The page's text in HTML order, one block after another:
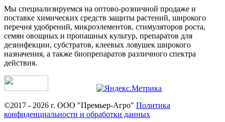
Мы специализируемся на оптово-розничной продаже и
поставке химических средств защиты растений, широкого
перечня удобрений, микроэлементов, стимуляторов роста,
семян овощных и пропашных культур, препаратов для
дезинфекции, субстратов, клеевых ловушек широкого
назначения, а также биопрепаратов различного спектра
действия.
©2017 - 2026 г. ООО "Премьер-Агро" Политика
конфиденциальности и обработки данных